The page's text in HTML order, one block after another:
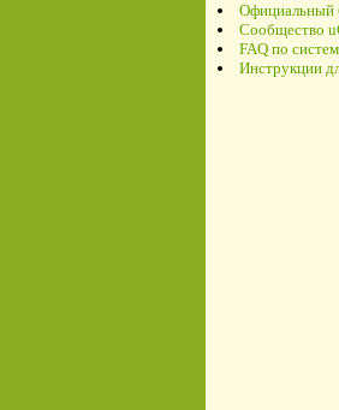
Официальный
Сообщество
FAQ по
Инструкции